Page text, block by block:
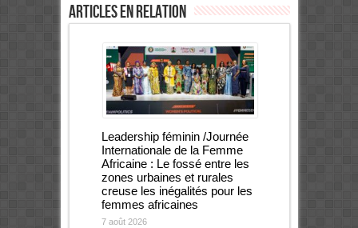
Articles en relation
Leadership féminin /Journée
Internationale de la Femme
Africaine : Le fossé entre les
zones urbaines et rurales
creuse les inégalités pour les
femmes africaines
7 août 2026